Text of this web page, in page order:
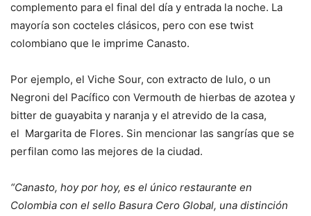
complemento para el final del día y entrada la noche. La
mayoría son cocteles clásicos, pero con ese twist
colombiano que le imprime Canasto.
Por ejemplo, el Viche Sour, con extracto de lulo, o un
Negroni del Pacífico con Vermouth de hierbas de azotea y
bitter de guayabita y naranja y el atrevido de la casa,
el Margarita de Flores. Sin mencionar las sangrías que se
perfilan como las mejores de la ciudad.
“Canasto, hoy por hoy, es el único restaurante en
Colombia con el sello Basura Cero Global, una distinción